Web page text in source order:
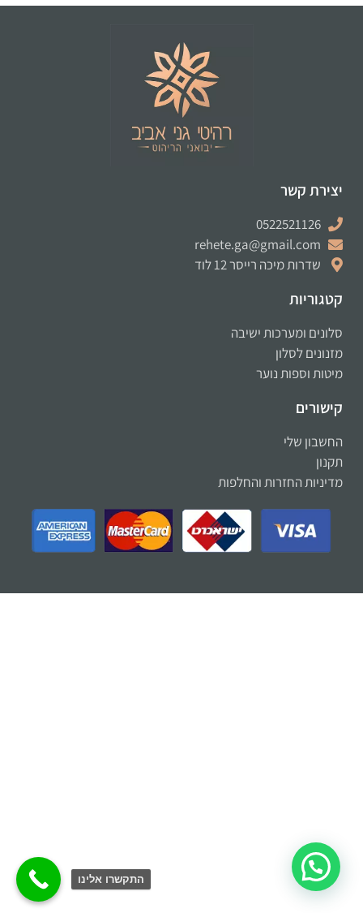
יצירת קשר
0522521126
rehete.ga@gmail.com
שדרות מיכה רייסר 12 לוד
קטגוריות
סלונים ומערכות ישיבה
מזנונים לסלון
מיטות וספות נוער
קישורים
החשבון שלי
תקנון
מדיניות החזרות והחלפות
התקשרו אלינו